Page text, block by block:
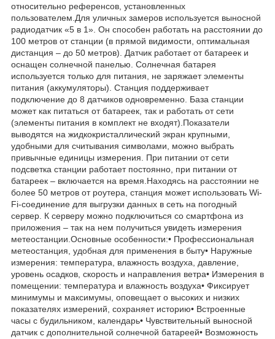
относительно референсов, установленных
пользователем.Для уличных замеров используется выносной
радиодатчик «5 в 1». Он способен работать на расстоянии до
100 метров от станции (в прямой видимости, оптимальная
дистанция – до 50 метров). Датчик работает от батареек и
оснащен солнечной панелью. Солнечная батарея
используется только для питания, не заряжает элементы
питания (аккумуляторы). Станция поддерживает
подключение до 8 датчиков одновременно. База станции
может как питаться от батареек, так и работать от сети
(элементы питания в комплект не входят).Показатели
выводятся на жидкокристаллический экран крупными,
удобными для считывания символами, можно выбрать
привычные единицы измерения. При питании от сети
подсветка станции работает постоянно, при питании от
батареек – включается на время.Находясь на расстоянии не
более 50 метров от роутера, станция может использовать Wi-
Fi-соединение для выгрузки данных в сеть на погодный
сервер. К серверу можно подключиться со смартфона из
приложения – так на нем получиться увидеть измерения
метеостанции.Основные особенности:• Профессиональная
метеостанция, удобная для применения в быту• Наружные
измерения: температура, влажность воздуха, давление,
уровень осадков, скорость и направления ветра• Измерения в
помещении: температура и влажность воздуха• Фиксирует
минимумы и максимумы, оповещает о высоких и низких
показателях измерений, сохраняет историю• Встроенные
часы с будильником, календарь• Чувствительный выносной
датчик с дополнительной солнечной батареей• Возможность